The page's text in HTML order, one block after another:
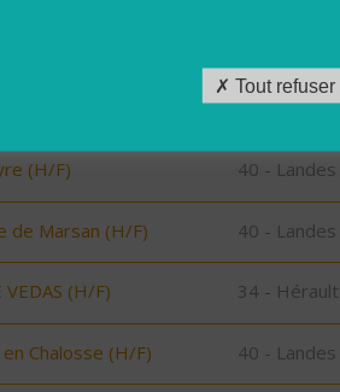
(H/F)
F) 40 - Landes
(H/F) 40 - Landes
de Marsan (H/F) 40 - Landes
VEDAS (H/F) 34 - Hérault
Chalosse (H/F) 40 - Landes
Tout refuser